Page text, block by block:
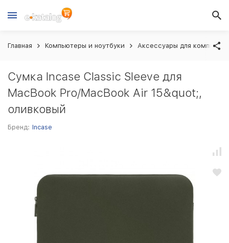
Главная Компьютеры и ноутбуки Аксессуары для
Сумка Incase Classic Sleeve для
MacBook Pro/MacBook Air 15&quot;,
оливковый
Бренд: Incase